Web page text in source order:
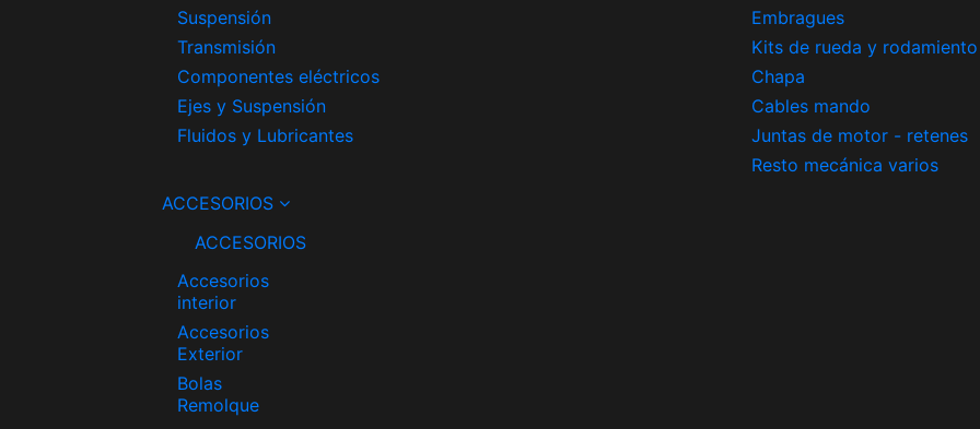
Suspensión
Transmisión
Componentes eléctricos
Ejes y Suspensión
Fluidos y Lubricantes
Embragues
Kits de rueda y rodamiento
Chapa
Cables mando
Juntas de motor - retenes
Resto mecánica varios
ACCESORIOS
ACCESORIOS
Accesorios
interior
Accesorios
Exterior
Bolas
Remolque